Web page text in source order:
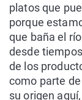
platos que
porque
que baña el
desde
de los
como parte
su origen